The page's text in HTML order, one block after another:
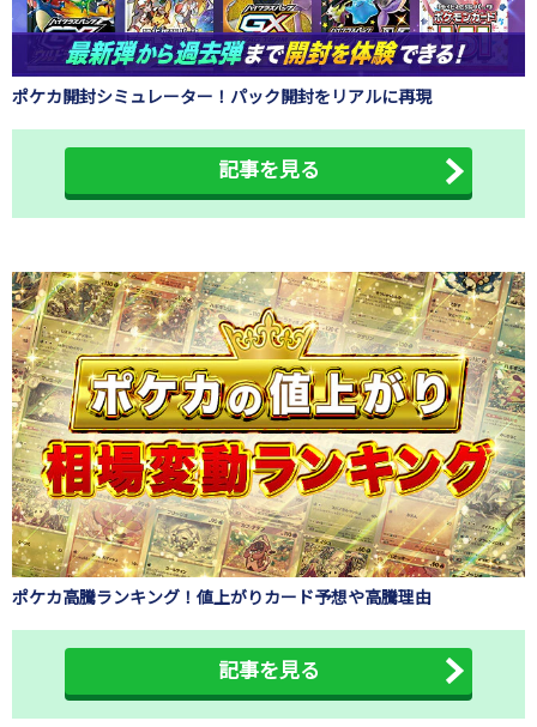
ポケカ開封シミュレーター！パック開封をリアルに再現
記事を見る
ポケカ高騰ランキング！値上がりカード予想や高騰理由
記事を見る